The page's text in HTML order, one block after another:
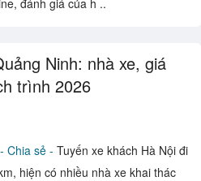
Ninh: nhà xe, giá
trình 2026
Chia sẻ - Tuyến xe khách Hà Nội đi
hiện có nhiều nhà xe khai thác